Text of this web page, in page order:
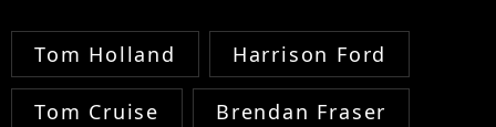
Tom Holland Harrison Ford
Tom Cruise Brendan Fraser